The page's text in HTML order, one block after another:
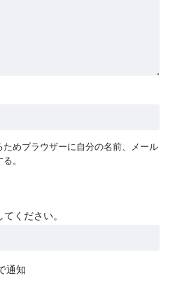
めブラウザーに自分の名前、メール
。
ください。
通知